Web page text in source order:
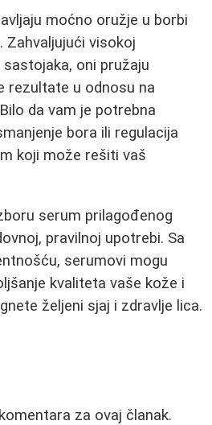
moćno oružje u borbi
Zahvaljujući visokoj
oni pružaju
rezultate u odnosu na
da vam je potrebna
bora ili regulacija
koji može rešiti vaš
serum prilagođenog
pravilnoj upotrebi. Sa
serumovi mogu
kvaliteta vaše kože i
željeni sjaj i zdravlje lica.
za ovaj članak.